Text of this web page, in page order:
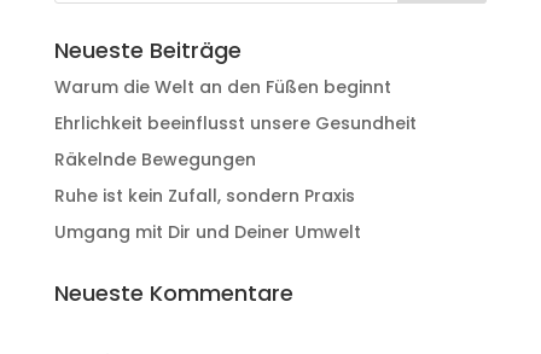
Neueste Beiträge
Warum die Welt an den Füßen beginnt
Ehrlichkeit beeinflusst unsere Gesundheit
Räkelnde Bewegungen
Ruhe ist kein Zufall, sondern Praxis
Umgang mit Dir und Deiner Umwelt
Neueste Kommentare